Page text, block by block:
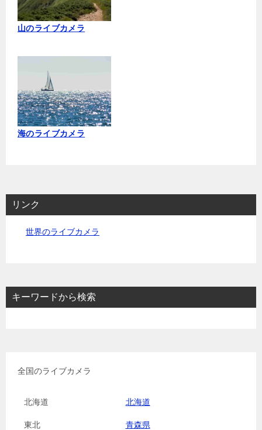
山のライブカメラ
海のライブカメラ
リンク
世界のライブカメラ
キーワードから検索
全国のライブカメラ
北海道 北海道
東北
青森県